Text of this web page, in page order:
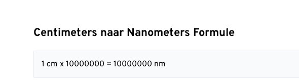
Centimeters naar Nanometers Formule
1 cm x 10000000 = 10000000 nm